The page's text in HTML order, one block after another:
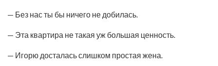
— Без нас ты бы ничего не добилась.
— Эта квартира не такая уж большая ценность.
— Игорю досталась слишком простая жена.